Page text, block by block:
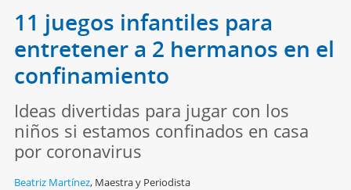
11 juegos infantiles para
entretener a 2 hermanos en el
confinamiento
Ideas divertidas para jugar con los
niños si estamos confinados en casa
por coronavirus
Beatriz Martínez, Maestra y Periodista